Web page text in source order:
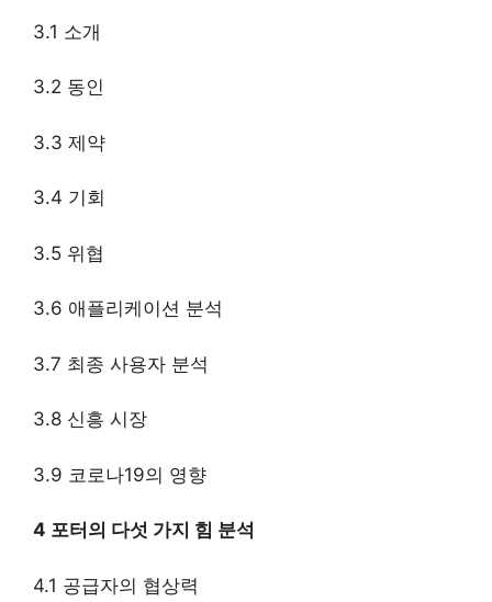
3.1 소개
3.2 동인
3.3 제약
3.4 기회
3.5 위협
3.6 애플리케이션 분석
3.7 최종 사용자 분석
3.8 신흥 시장
3.9 코로나19의 영향
4 포터의 다섯 가지 힘 분석
4.1 공급자의 협상력